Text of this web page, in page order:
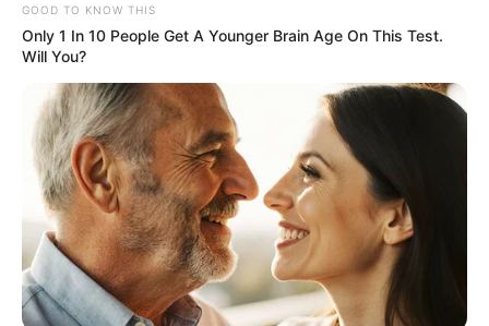
GOOD TO KNOW THIS
Only 1 In 10 People Get A Younger Brain Age On This Test.
Will You?